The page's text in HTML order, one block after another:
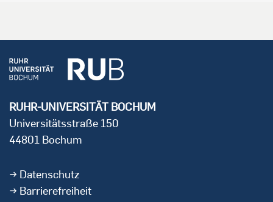
RUHR-UNIVERSITÄT BOCHUM
Universitätsstraße 150
44801 Bochum
Datenschutz
Barrierefreiheit